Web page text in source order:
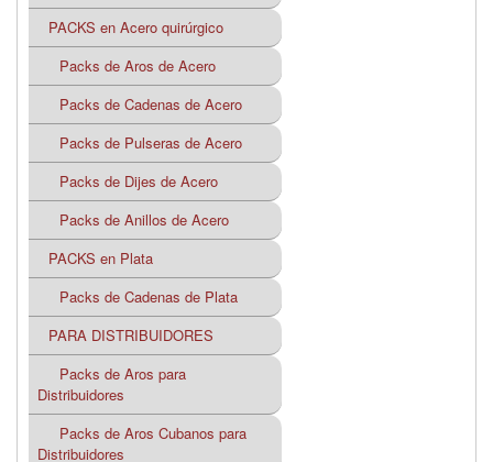
PACKS en Acero quirúrgico
Packs de Aros de Acero
Packs de Cadenas de Acero
Packs de Pulseras de Acero
Packs de Dijes de Acero
Packs de Anillos de Acero
PACKS en Plata
Packs de Cadenas de Plata
PARA DISTRIBUIDORES
Packs de Aros para
Distribuidores
Packs de Aros Cubanos para
Distribuidores